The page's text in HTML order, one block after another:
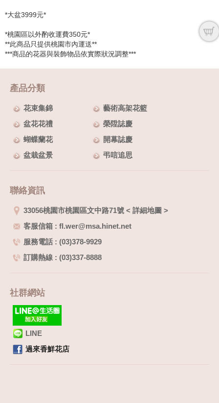
*大盆3999元*
*桃園區以外酌收運費350元*
**此商品只提供桃園市內運送**
***商品的花器與裝飾物品依實際狀況調整***
產品分類
花束集錦
盆花花禮
蝴蝶蘭花
盆栽盆景
藝術高架花籃
榮陞誌慶
開幕誌慶
弔唁追思
聯絡資訊
33056桃園市桃園區文中路71號 < 詳細地圖 >
客服信箱 : fl.wer@msa.hinet.net
服務電話 : (03)378-9929
訂購熱線 : (03)337-8888
社群網站
LINE
過來香鮮花店